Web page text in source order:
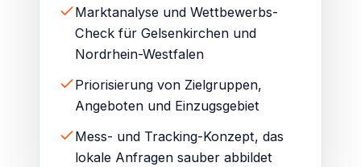
Marktanalyse und Wettbewerbs-
Check für Gelsenkirchen und
Nordrhein-Westfalen
Priorisierung von Zielgruppen,
Angeboten und Einzugsgebiet
Mess- und Tracking-Konzept, das
lokale Anfragen sauber abbildet